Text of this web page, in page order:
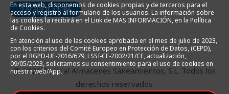
SUSCRÍBETE AHORA
© 2022 Central Almacenes Saneamientos, S.L. Todos los
derechos reservados.
En esta web, disponemos de cookies propias y de terceros para el
acceso y registro al formulario de los usuarios. La información sobre
las cookies la recibirá en el Link de MAS INFORMACIÓN, en la Política
de Cookies.
En atención al uso de las cookies aprobada en el mes de julio de 2023,
con los criterios del Comité Europeo en Protección de Datos, (CEPD),
por el RGPD-UE-2016/679, LSSI-CE-2002/21/CE, actualización,
09/05/2023, solicitamos su consentimiento para el uso de cookies en
nuestra web/App.